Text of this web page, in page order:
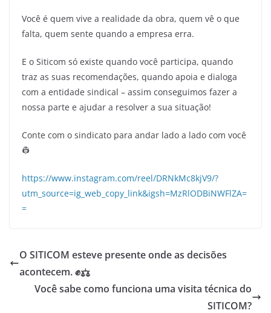
Você é quem vive a realidade da obra, quem vê o que
falta, quem sente quando a empresa erra.
E o Siticom só existe quando você participa, quando
traz as suas recomendações, quando apoia e dialoga
com a entidade sindical – assim conseguimos fazer a
nossa parte e ajudar a resolver a sua situação!
Conte com o sindicato para andar lado a lado com você
👷
https://www.instagram.com/reel/DRNkMc8kjV9/?
utm_source=ig_web_copy_link&igsh=MzRlODBiNWFlZA=
=
O SITICOM esteve presente onde as decisões
acontecem. ✊⚖️
Você sabe como funciona uma visita técnica do
SITICOM?